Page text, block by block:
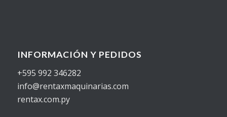
INFORMACIÓN Y PEDIDOS
+595 992 346282
info@rentaxmaquinarias.com
rentax.com.py